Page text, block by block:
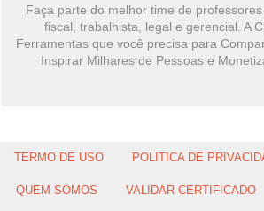
Faça parte do melhor time de professores
fiscal, trabalhista, legal e gerencial. A
Ferramentas que você precisa para
Inspirar Milhares de Pessoas e
TERMO DE USO POLITICA DE
QUEM SOMOS VALIDAR CERTIFICADO